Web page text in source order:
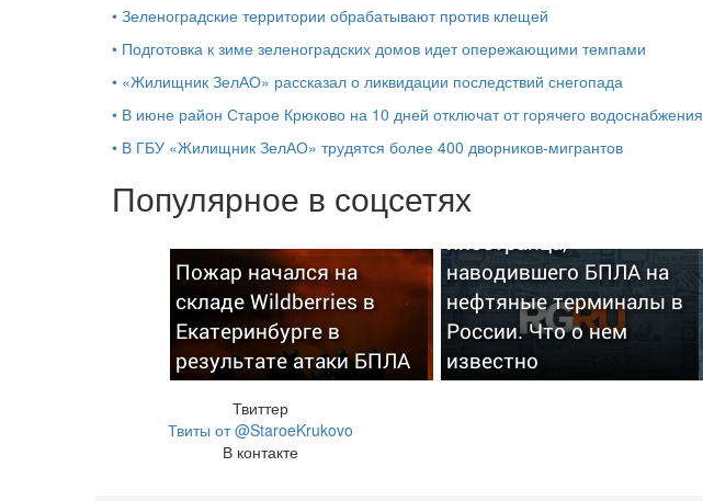
• Зеленоградские территории обрабатывают против клещей
• Подготовка к зиме зеленоградских домов идет опережающими темпами
• «Жилищник ЗелАО» рассказал о ликвидации последствий снегопада
• В июне район Старое Крюково на 10 дней отключат от горячего водоснабжения
• В ГБУ «Жилищник ЗелАО» трудятся более 400 дворников-мигрантов
Популярное в соцсетях
Пожар начался на
складе Wildberries в
Екатеринбурге в
результате атаки БПЛА
Названо имя
наводившего БПЛА на
нефтяные терминалы в
России. Что о нем
известно
Твиттер
Твиты от @StaroeKrukovo
В контакте